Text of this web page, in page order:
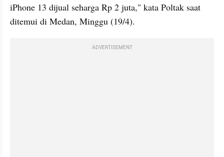
iPhone 13 dijual seharga Rp 2 juta," kata Poltak saat
ditemui di Medan, Minggu (19/4).
ADVERTISEMENT